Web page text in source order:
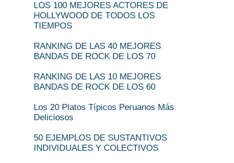
LOS 100 MEJORES ACTORES DE
HOLLYWOOD DE TODOS LOS
TIEMPOS
RANKING DE LAS 40 MEJORES
BANDAS DE ROCK DE LOS 70
RANKING DE LAS 10 MEJORES
BANDAS DE ROCK DE LOS 60
Los 20 Platos Típicos Peruanos Más
Deliciosos
50 EJEMPLOS DE SUSTANTIVOS
INDIVIDUALES Y COLECTIVOS